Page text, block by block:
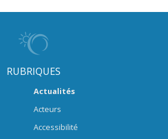
RUBRIQUES
Actualités
Acteurs
Accessibilité